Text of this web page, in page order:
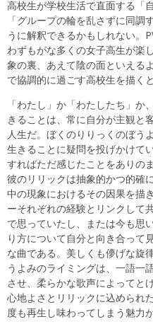
高校生が学校生活で直面する「
「グループの輪を乱さずに同調
うに解釈できるかもしれない。
わずもがな多くの女子高生が楽
象の裏、あえて陰の面といえる
で協調的に過ごす高校生を描く
「わたし」か「わたしたち」
きることは、常に自分が主観と
人生だ。ぼくのりりっくのぼう
生きることに疑問を投げかけて
すればただ感じたことをありの
彼のリリックは抽象的かつ的確
中の現象におけるその因果を描
ーそれぞれの経験とリンクして
で思っていたし、または今も思
り方について自分と向き合って
な曲である。美しくも儚げな旋
うよみのライミングは、一語一
させ、柔らかな歌声によってと
心地よさとリリックに込められ
度も再生し味わってしまう魅力